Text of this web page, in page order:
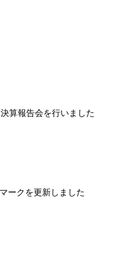
算報告会を行いました
ークを更新しました